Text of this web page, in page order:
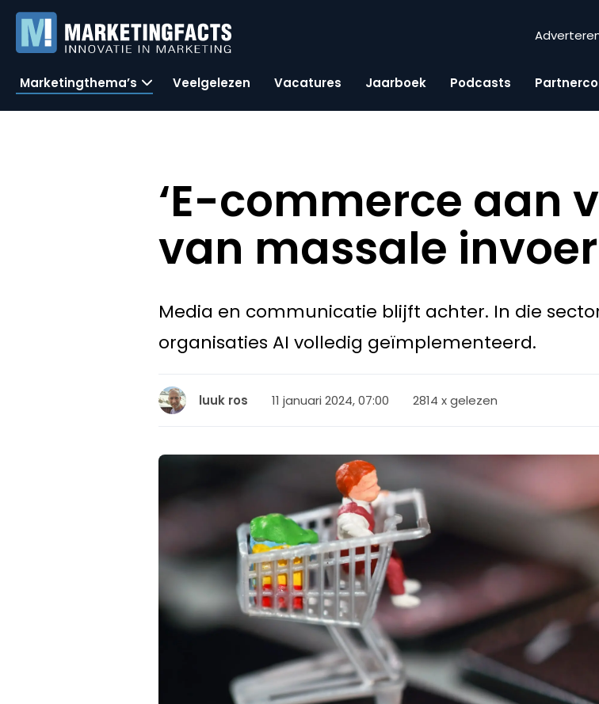
Marketingthema’s Veelgelezen Vacatures Jaarboek Podcasts
‘E-commerce aan
van massale
Media en communicatie blijft achter. In die
organisaties AI volledig geïmplementeerd.
luuk ros 11 januari 2024, 07:00 2814 x gelezen